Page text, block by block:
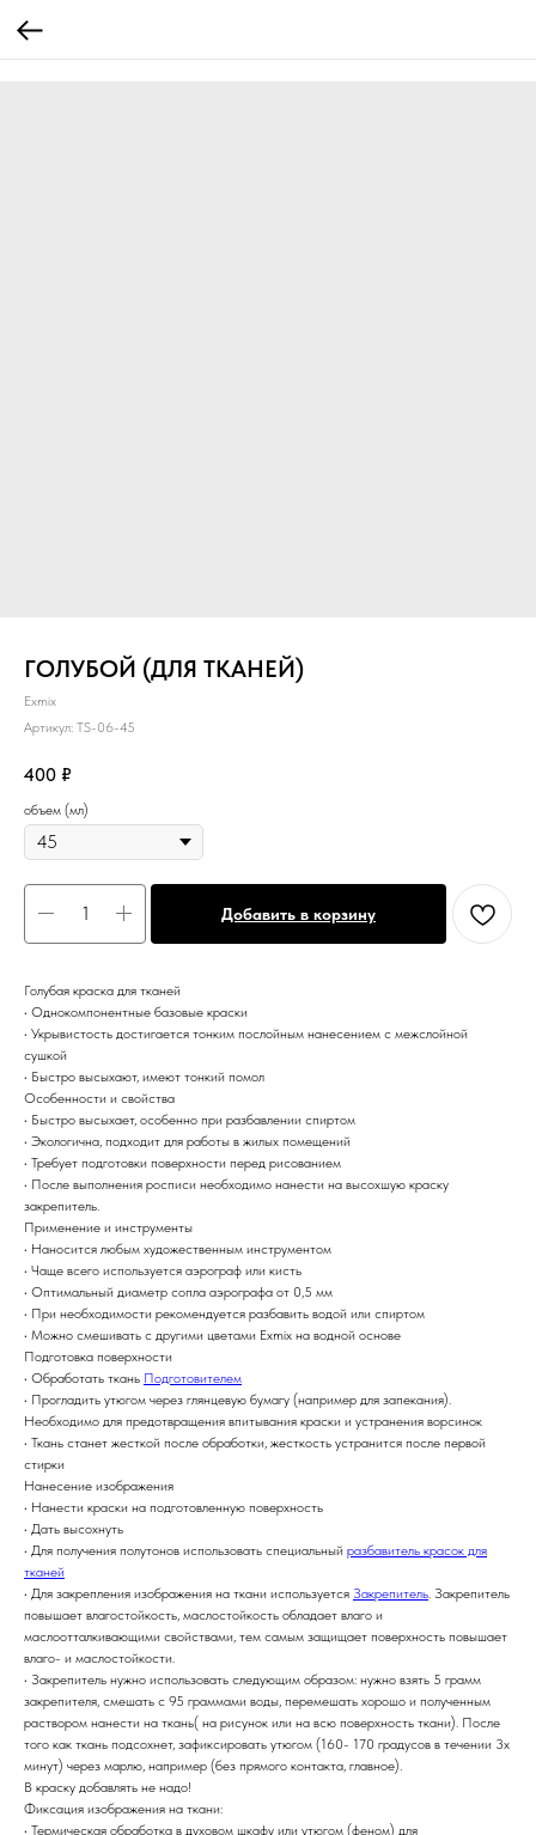
ГОЛУБОЙ (ДЛЯ ТКАНЕЙ)
Exmix
Артикул: TS-06-45
400 ₽
объем (мл)
Добавить в корзину
Голубая краска для тканей
• Однокомпонентные базовые краски
• Укрывистость достигается тонким послойным нанесением с межслойной
сушкой
• Быстро высыхают, имеют тонкий помол
Особенности и свойства
• Быстро высыхает, особенно при разбавлении спиртом
• Экологична, подходит для работы в жилых помещений
• Требует подготовки поверхности перед рисованием
• После выполнения росписи необходимо нанести на высохшую краску
закрепитель.
Применение и инструменты
• Наносится любым художественным инструментом
• Чаще всего используется аэрограф или кисть
• Оптимальный диаметр сопла аэрографа от 0,5 мм
• При необходимости рекомендуется разбавить водой или спиртом
• Можно смешивать с другими цветами Exmix на водной основе
Подготовка поверхности
• Обработать ткань Подготовителем
• Прогладить утюгом через глянцевую бумагу (например для запекания).
Необходимо для предотвращения впитывания краски и устранения ворсинок
• Ткань станет жесткой после обработки, жесткость устранится после первой
стирки
Нанесение изображения
• Нанести краски на подготовленную поверхность
• Дать высохнуть
• Для получения полутонов использовать специальный разбавитель красок для
тканей
• Для закрепления изображения на ткани используется Закрепитель. Закрепитель
повышает влагостойкость, маслостойкость обладает влаго и
маслоотталкивающими свойствами, тем самым защищает поверхность повышает
влаго- и маслостойкости.
• Закрепитель нужно использовать следующим образом: нужно взять 5 грамм
закрепителя, смешать с 95 граммами воды, перемешать хорошо и полученным
раствором нанести на ткань( на рисунок или на всю поверхность ткани). После
того как ткань подсохнет, зафиксировать утюгом (160- 170 градусов в течении 3х
минут) через марлю, например (без прямого контакта, главное).
В краску добавлять не надо!
Фиксация изображения на ткани:
• Термическая обработка в духовом шкафу или утюгом (феном) для